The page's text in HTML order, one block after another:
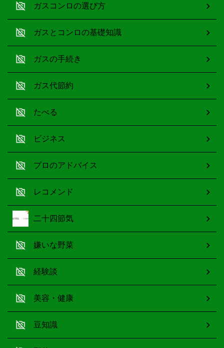
ガスコンロの選び方
ガスとコンロの基礎知識
ガスの手続き
ガス代節約
たべる
ビジネス
プロのアドバイス
レコメンド
二十四節気
嫌いな野菜
経験談
美容・健康
豆知識